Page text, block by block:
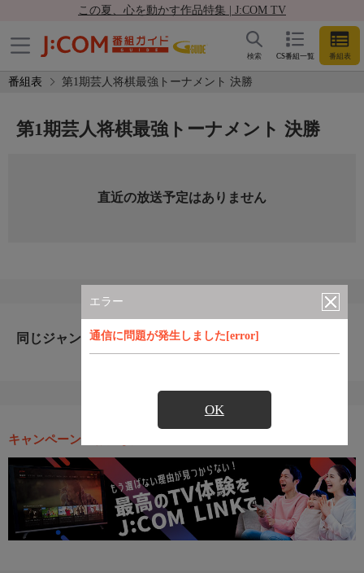
この夏、心を動かす作品特集 | J:COM TV
CS番組一覧 番組表
検索
番組表 第1期芸人将棋最強トーナメント 決勝
エラー
通信に問題が発生しました[error]
OK
第1期芸人将棋最強トーナメント 決勝
直近の放送予定はありません
同じジャンルのおすすめ番組
キャンペーン・お得な情報